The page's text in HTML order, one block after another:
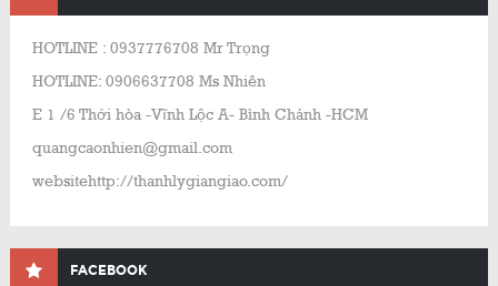
HOTLINE : 0937776708 Mr Trọng
HOTLINE: 0906637708 Ms Nhiên
E 1 /6 Thới hòa -Vĩnh Lộc A- Bình Chánh -HCM
quangcaonhien@gmail.com
websitehttp://thanhlygiangiao.com/
FACEBOOK